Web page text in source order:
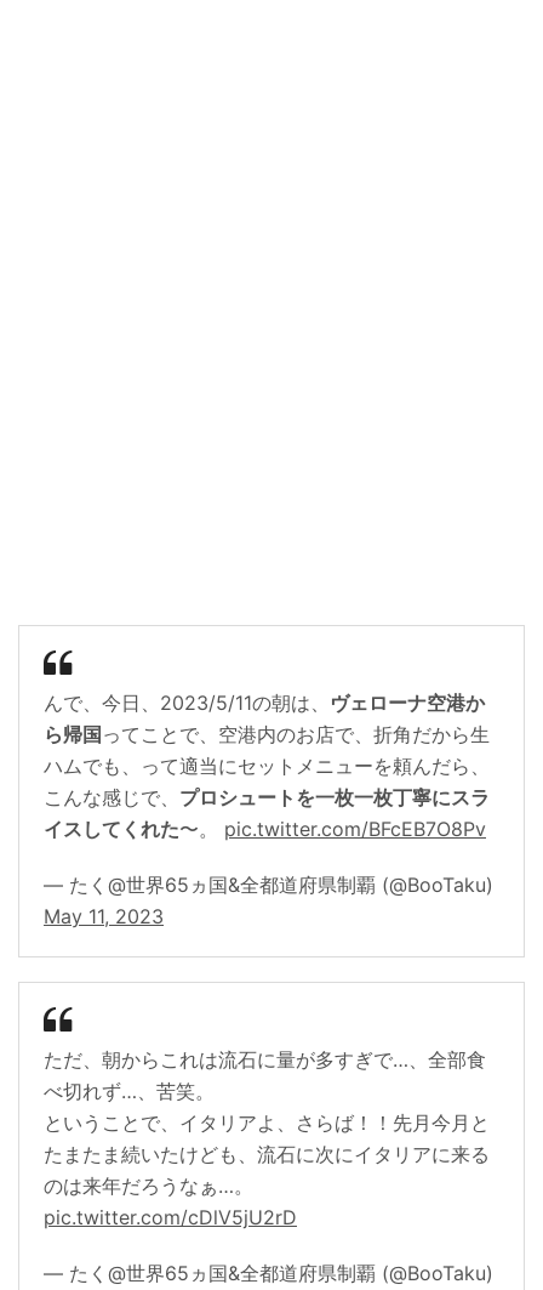
んで、今日、2023/5/11の朝は、 ヴェローナ空港か
ら帰国 ってことで、空港内のお店で、折角だから生
ハムでも、って適当にセットメニューを頼んだら、
こんな感じで、 プロシュートを一枚一枚丁寧にスラ
イスしてくれた〜。 pic.twitter.com/BFcEB7O8Pv
— たく@世界65ヵ国&全都道府県制覇 (@BooTaku)
May 11, 2023
ただ、朝からこれは流石に量が多すぎで…、全部食
べ切れず…、苦笑。
ということで、イタリアよ、さらば！！先月今月と
たまたま続いたけども、流石に次にイタリアに来る
のは来年だろうなぁ…。
pic.twitter.com/cDlV5jU2rD
— たく@世界65ヵ国&全都道府県制覇 (@BooTaku)